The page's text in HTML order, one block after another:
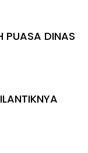
PUASA DINAS